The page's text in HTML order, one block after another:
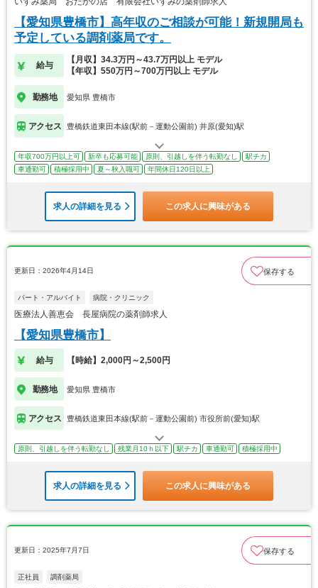
【愛知県豊橋市】高年収のご相談が可能！新規開局も
予定している調剤薬局です。
給与
【月収】34.3万円～43.7万円以上 モデル
【年収】550万円～700万円以上 モデル
勤務地 愛知県 豊橋市
アクセス 豊橋鉄道東田本線(駅前－運動公園前) 井原(愛知)駅
年収700万円以上可 新卒も応募可能 原則、引越しを伴う転勤なし
駅チカ
車通勤可
積極採用中 夏～秋入職可 年間休日120日以上
求人の詳細を見る この求人に興味がある
更新日：2026年4月14日 保存する
パート・アルバイト 病院・クリニック
医療法人善恵会 長屋病院の薬剤師求人
【愛知県豊橋市】
給与 【時給】2,000円～2,500円
勤務地 愛知県 豊橋市
アクセス 豊橋鉄道東田本線(駅前－運動公園前) 市役所前(愛知)駅
原則、引越しを伴う転勤なし 残業月10ｈ以下 駅チカ 車通勤可 積極採用中
求人の詳細を見る この求人に興味がある
更新日：2025年7月7日 保存する
正社員 調剤薬局